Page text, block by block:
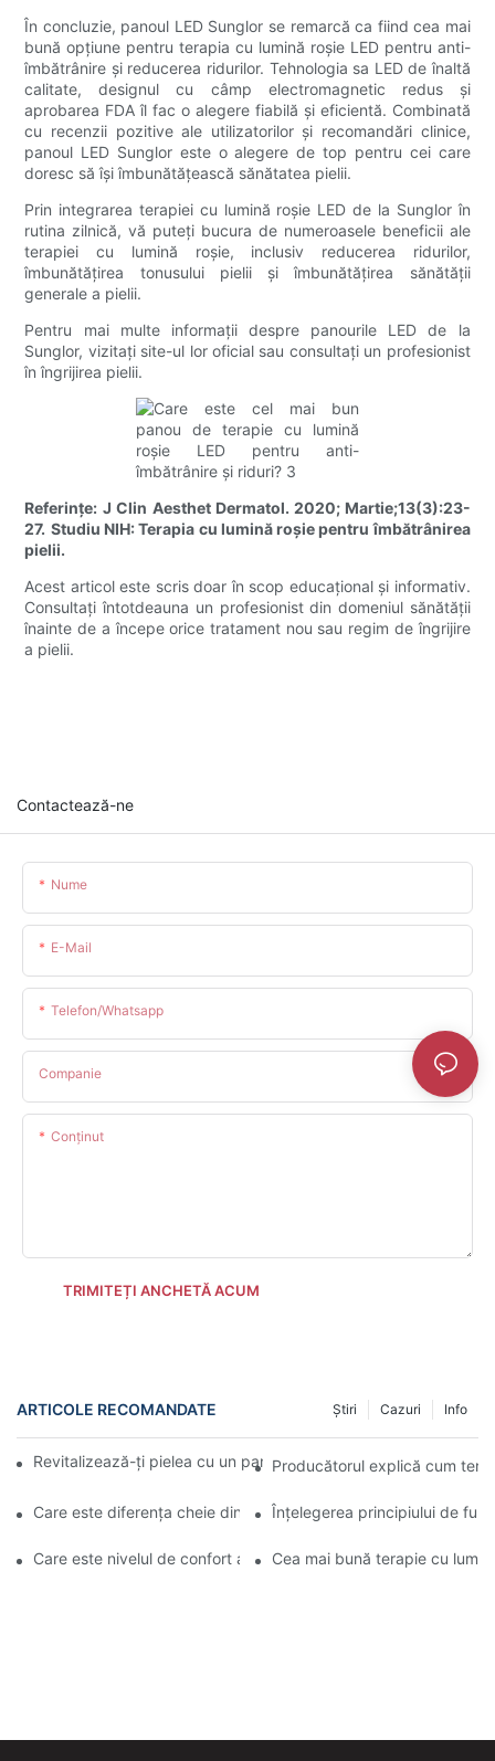
În concluzie, panoul LED Sunglor se remarcă ca fiind cea mai
bună opțiune pentru terapia cu lumină roșie LED pentru anti-
îmbătrânire și reducerea ridurilor. Tehnologia sa LED de înaltă
calitate, designul cu câmp electromagnetic redus și
aprobarea FDA îl fac o alegere fiabilă și eficientă. Combinată
cu recenzii pozitive ale utilizatorilor și recomandări clinice,
panoul LED Sunglor este o alegere de top pentru cei care
doresc să își îmbunătățească sănătatea pielii.
Prin integrarea terapiei cu lumină roșie LED de la Sunglor în
rutina zilnică, vă puteți bucura de numeroasele beneficii ale
terapiei cu lumină roșie, inclusiv reducerea ridurilor,
îmbunătățirea tonusului pielii și îmbunătățirea sănătății
generale a pielii.
Pentru mai multe informații despre panourile LED de la
Sunglor, vizitați site-ul lor oficial sau consultați un profesionist
în îngrijirea pielii.
Referințe: J Clin Aesthet Dermatol. 2020; Martie;13(3):23-
27. Studiu NIH: Terapia cu lumină roșie pentru îmbătrânirea
pielii.
Acest articol este scris doar în scop educațional și informativ.
Consultați întotdeauna un profesionist din domeniul sănătății
înainte de a începe orice tratament nou sau regim de îngrijire
a pielii.
Contactează-ne
Nume
E-Mail
Telefon/whatsapp
Companie
Conţinut
TRIMITEȚI ANCHETĂ ACUM
ARTICOLE RECOMANDATE Info
Cazuri
Știri
Revitalizează-ți pielea cu un panou de terapie cu lumină roșie
Producătorul explică cum
Care este diferența cheie dintre lămpile faciale cu infraroșu și
Înțelegerea principiului de
Care este nivelul de confort al lămpilor cu infraroșu pentru față?
Cea mai bună terapie cu